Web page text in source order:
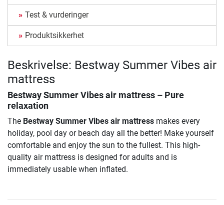
Test & vurderinger
Produktsikkerhet
Beskrivelse: Bestway Summer Vibes air
mattress
Bestway Summer Vibes air mattress – Pure
relaxation
The Bestway Summer Vibes air mattress makes every
holiday, pool day or beach day all the better! Make yourself
comfortable and enjoy the sun to the fullest. This high-
quality air mattress is designed for adults and is
immediately usable when inflated.